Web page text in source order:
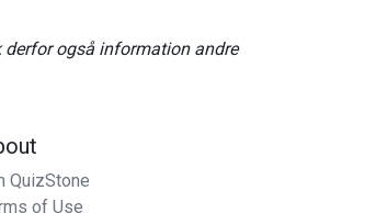
derfor også information andre
QuizStone
of Use